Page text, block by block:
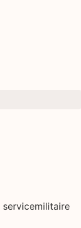
servicemilitaire